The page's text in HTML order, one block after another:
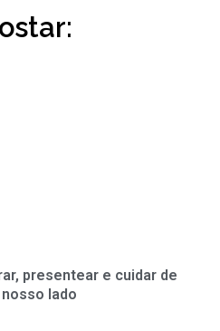
presentear e cuidar de
lado